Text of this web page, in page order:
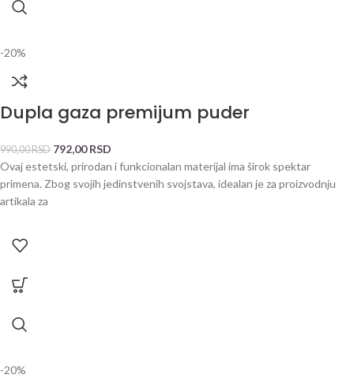
-20%
Dupla gaza premijum puder
990,00RSD 792,00RSD
Ovaj estetski, prirodan i funkcionalan materijal ima širok spektar
primena. Zbog svojih jedinstvenih svojstava, idealan je za proizvodnju
artikala za
-20%